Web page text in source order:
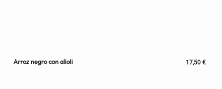
Arroz negro con alioli 17,50 €